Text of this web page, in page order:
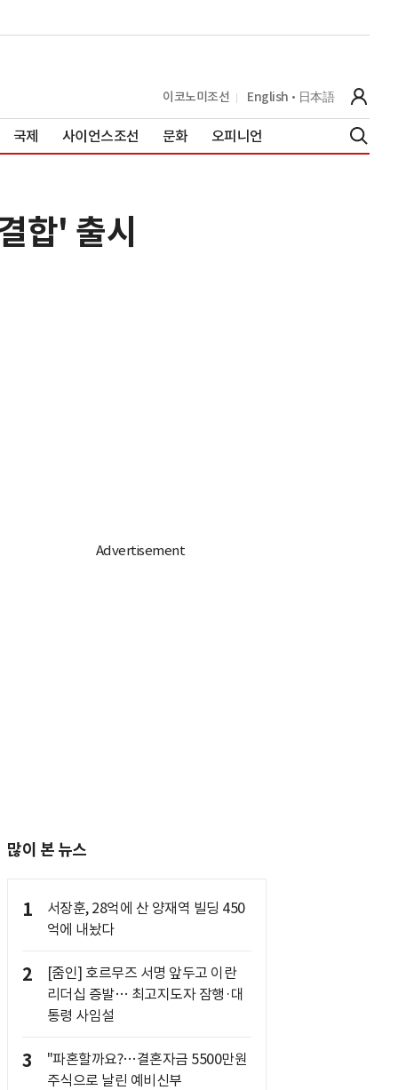
이코노미조선 English 日本語
국제 사이언스조선 문화 오피니언
합' 출시
많이 본 뉴스
1
서장훈, 28억에 산 양재역 빌딩 450
억에 내놨다
2
[줌인] 호르무즈 서명 앞두고 이란
리더십 증발… 최고지도자 잠행·대
통령 사임설
3
"파혼할까요?…결혼자금 5500만원
주식으로 날린 예비신부